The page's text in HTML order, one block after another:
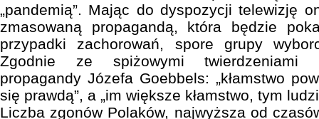
„pandemią”. Mając do dyspozycji telewizję
zmasowaną propagandą, która będzie
przypadki zachorowań, spore grupy
Zgodnie ze spiżowymi twierdzeniami
propagandy Józefa Goebbels: „kłamstwo
się prawdą”, a „im większe kłamstwo, tym
Liczba zgonów Polaków, najwyższa od